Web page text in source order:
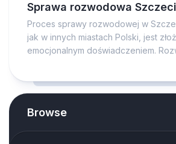
Sprawa rozwodowa
Proces sprawy rozwodowej w
jak w innych miastach Polski, jest
emocjonalnym doświadczeniem.
Browse